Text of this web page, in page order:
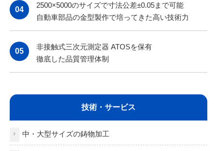
2
04
500×5000のサイズで寸法公差±0.05まで可能
自動車部品の金型製作で培ってきた高い技術力
05
非接触式三次元測定器 ATOSを保有
徹底した品質管理体制
技術・サービス
中・大型サイズの鋳物加工